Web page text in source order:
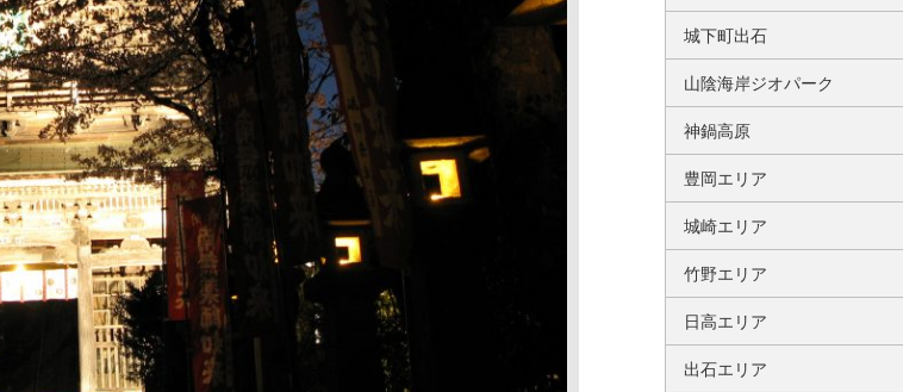
城下町出石
山陰海岸ジオパーク
神鍋高原
豊岡エリア
城崎エリア
竹野エリア
日高エリア
出石エリア